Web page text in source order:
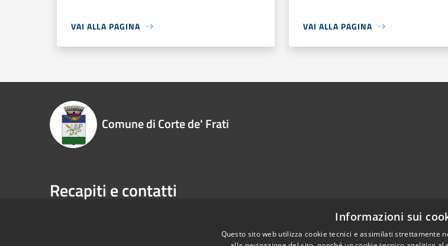
VAI ALLA PAGINA VAI ALLA PAGINA
Comune di Corte de' Frati
Recapiti e contatti
0372 93121
Email: info@comune.cortedefrati.cr.it
Informazioni sui
Questo sito web utilizza cookie tecnici e assimilati strettamente